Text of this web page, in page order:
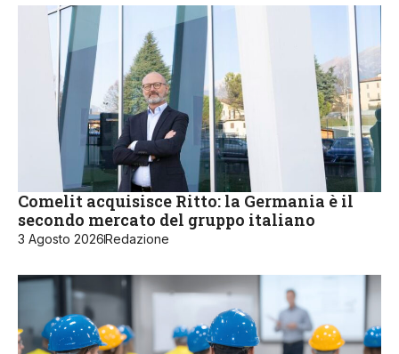
Comelit acquisisce Ritto: la Germania è il
secondo mercato del gruppo italiano
3 Agosto 2026Redazione